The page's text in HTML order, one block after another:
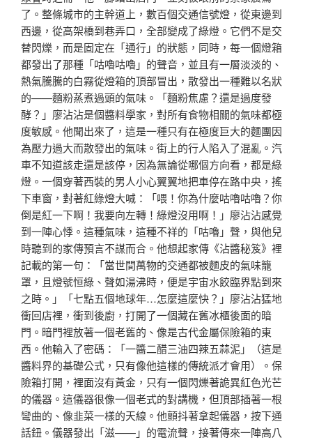
了。整條城市的主幹道上，數百個交通信號燈，從東邊到
西邊，從高架橋到巷弄口，全部變成了綠燈。它們不是交
替閃爍，而是固定在「通行」的狀態，同時，每一個燈箱
都發出了那種「咕嚕咕嚕」的聲音，並且有一層淡淡的、
熱氣騰騰的白霧從燈箱的頂部冒出，散發出一種難以名狀
的——麵粉蒸煮過頭的氣味。「麵粉焦慮？還是過度發
酵？」廖沾沾是個醬料學家，對所有食物相關的氣味都極
度敏感。他聞出來了，這是一種只有在極度巨大的麵團因
為壓力過大而散發出的氣味。街上的行人陷入了混亂。汽
車不知道該走還是該停，因為無論從哪個方向看，都是綠
燈。一個穿著西裝的男人小心翼翼地把車停在路中央，搖
下車窗，對著紅綠燈大喊：「喂！你為什麼咕嚕咕嚕？你
倒是紅一下啊！我要向左轉！綠燈沒用啊！」廖沾沾感覺
到一陣心悸。這種氣味，這種不祥的「咕嚕」聲，與他兒
時聽到的家傳預言不謀而合。他想起家傳《沾醬秘笈》裡
記載的第一句：「當世間萬物的交通都被麵皮的氣味籠
罩，且燈號恒綠、聲如湯沸時，便是宇宙水餃臨界點到來
之時。」「七點五個地球年…怎麼這麼快？」廖沾沾猛地
衝回店裡，衝到後廚，打開了一個藏在舊冰櫃後面的暗
門。暗門裡放著一個老舊的、像是古代金屬保險箱的東
西。他輸入了密碼：「一醬二醋三油四辣五蒜泥」（這是
醬料界的基礎公式，只有像他這樣的傳統派才會用）。保
險箱打開，裡面沒有黃金，只有一個閃爍著詭異紅色光芒
的儀器。這儀器很像一個老式的對講機，但頂部插著一根
彎曲的、像韭菜一樣的天線。他顫抖著拿起儀器，按下通
話鈕。儀器發出「滋——」的電流聲，接著傳來一陣高八